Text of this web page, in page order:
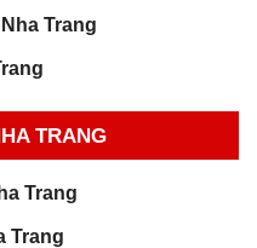
Trang
TRANG
Trang
Trang